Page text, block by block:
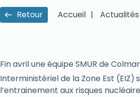
Retour Accueil | Actualités
Fin avril une équipe SMUR de
Interministériel de la Zone Est (EIZ)
l’entrainement aux risques